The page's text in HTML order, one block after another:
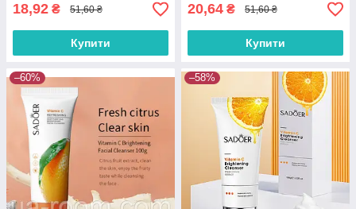
18,92 ₴ 51,60 ₴
Купити
20,64 ₴ 51,60 ₴
Купити
–60% –58%